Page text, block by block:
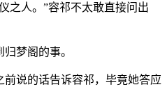
之人。”容祁不太敢直接问出
梦阁的事。
说的话告诉容祁，毕竟她答应